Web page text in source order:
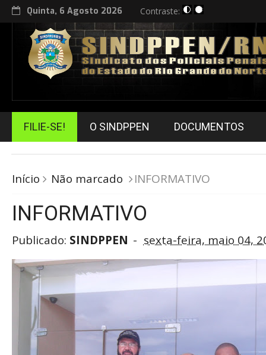
Quinta, 6 Agosto 2026 Contraste:
FILIE-SE! O SINDPPEN DOCUMENTOS
Início Não marcado INFORMATIVO
INFORMATIVO
Publicado: SINDPPEN sexta-feira, maio 04,